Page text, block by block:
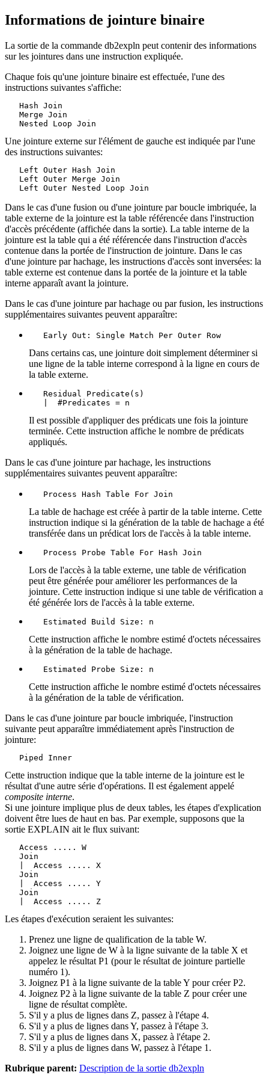
Informations de jointure binaire
La sortie de la commande db2expln peut contenir des informations
sur les jointures dans une instruction expliquée.
Chaque fois qu'une jointure binaire est effectuée, l'une des
instructions suivantes s'affiche:
   Hash Join
   Merge Join
   Nested Loop Join
Une jointure externe sur l'élément de gauche est indiquée par l'une
des instructions suivantes:
   Left Outer Hash Join
   Left Outer Merge Join
   Left Outer Nested Loop Join
Dans le cas d'une fusion ou d'une jointure par boucle imbriquée, la
table externe de la jointure est la table référencée dans l'instruction
d'accès précédente (affichée dans la sortie). La table interne de la
jointure est la table qui a été référencée dans l'instruction d'accès
contenue dans la portée de l'instruction de jointure. Dans le cas
d'une jointure par hachage, les instructions d'accès sont inversées: la
table externe est contenue dans la portée de la jointure et la table
interne apparaît avant la jointure.
Dans le cas d'une jointure par hachage ou par fusion, les instructions
supplémentaires suivantes peuvent apparaître:
   Early Out: Single Match Per Outer Row
Dans certains cas, une jointure doit simplement déterminer si
une ligne de la table interne correspond à la ligne en cours de
la table externe.
   Residual Predicate(s)
   |  #Predicates = n
Il est possible d'appliquer des prédicats une fois la jointure
terminée. Cette instruction affiche le nombre de prédicats
appliqués.
Dans le cas d'une jointure par hachage, les instructions
supplémentaires suivantes peuvent apparaître:
   Process Hash Table For Join
La table de hachage est créée à partir de la table interne. Cette
instruction indique si la génération de la table de hachage a été
transférée dans un prédicat lors de l'accès à la table interne.
   Process Probe Table For Hash Join
Lors de l'accès à la table externe, une table de vérification
peut être générée pour améliorer les performances de la
jointure. Cette instruction indique si une table de vérification a
été générée lors de l'accès à la table externe.
   Estimated Build Size: n
Cette instruction affiche le nombre estimé d'octets nécessaires
à la génération de la table de hachage.
   Estimated Probe Size: n
Cette instruction affiche le nombre estimé d'octets nécessaires
à la génération de la table de vérification.
Dans le cas d'une jointure par boucle imbriquée, l'instruction
suivante peut apparaître immédiatement après l'instruction de
jointure:
   Piped Inner
Cette instruction indique que la table interne de la jointure est le
résultat d'une autre série d'opérations. Il est également appelé
composite interne.
Si une jointure implique plus de deux tables, les étapes d'explication
doivent être lues de haut en bas. Par exemple, supposons que la
sortie EXPLAIN ait le flux suivant:
   Access ..... W
   Join
   |  Access ..... X
   Join
   |  Access ..... Y
   Join
   |  Access ..... Z
Les étapes d'exécution seraient les suivantes:
Prenez une ligne de qualification de la table W.
Joignez une ligne de W à la ligne suivante de la table X et
appelez le résultat P1 (pour le résultat de jointure partielle
numéro 1).
Joignez P1 à la ligne suivante de la table Y pour créer P2.
Joignez P2 à la ligne suivante de la table Z pour créer une
ligne de résultat complète.
S'il y a plus de lignes dans Z, passez à l'étape 4.
S'il y a plus de lignes dans Y, passez à l'étape 3.
S'il y a plus de lignes dans X, passez à l'étape 2.
S'il y a plus de lignes dans W, passez à l'étape 1.
Rubrique parent: Description de la sortie db2expln